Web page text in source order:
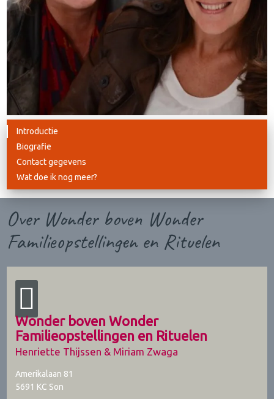
Introductie
Biografie
Contact gegevens
Wat doe ik nog meer?
Over Wonder boven Wonder
Familieopstellingen en Rituelen
Wonder boven Wonder
Familieopstellingen en Rituelen
Henriette Thijssen & Miriam Zwaga
Amerikalaan 81
5691 KC Son